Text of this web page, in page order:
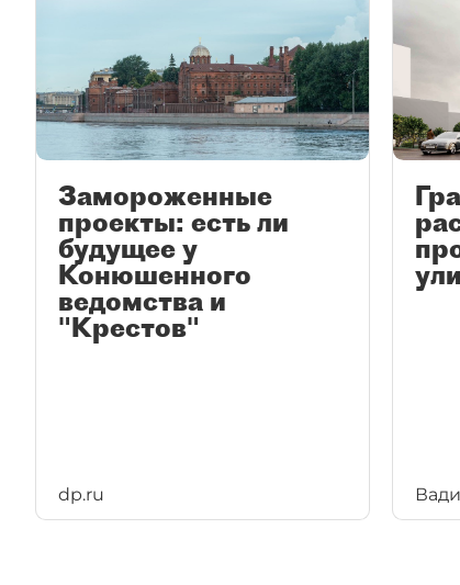
Замороженные
проекты: есть ли
будущее у
Конюшенного
ведомства и
"Крестов"
dp.ru